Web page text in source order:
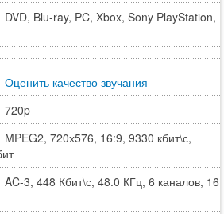
DVD, Blu-ray, PC, Xbox, Sony PlayStation,
Оценить качество звучания
720p
MPEG2, 720х576, 16:9, 9330 кбит\с,
AC-3, 448 Кбит\с, 48.0 КГц, 6 каналов, 16